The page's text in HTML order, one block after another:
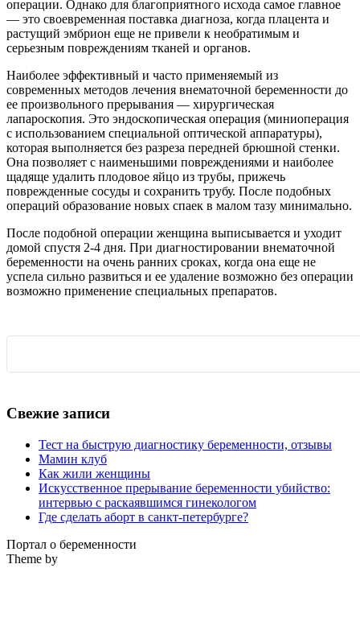
операции. Однако для благоприятного исхода самое главное
— это своевременная поставка диагноза, когда плацента и
растущий эмбрион еще не привели к необратимым и
серьезным повреждениям тканей и органов.
Наиболее эффективный и часто применяемый из
современных методов лечения внематочной беременности до
ее произвольного прерывания — хирургическая
лапароскопия. Это эндоскопическая операция (миниоперация
с использованием специальной оптической аппаратуры),
которая выполняется без разреза передней брюшной стенки.
Она позволяет с наименьшими повреждениями и наиболее
щадяще удалить плодовое яйцо из трубы, прижечь
поврежденные сосуды и сохранить трубу. После подобных
операций образование новых спаек в малом тазу минимально.
После подобной операции женщина выписывается и уходит
домой спустя 2-4 дня. При диагностировании внематочной
беременности на очень ранних сроках, когда она еще не
успела сильно развиться и ее удаление возможно без операции
возможно применение специальных препаратов.
Свежие записи
Тест на быструю диагностику беременности, отзывы
Мамин клуб
Как жили женщины
Искусственное прерывание беременности убийство:
интервью с раскаявшимся гинекологом
Где сделать аборт в санкт-петербурге?
Портал о беременности
Theme by